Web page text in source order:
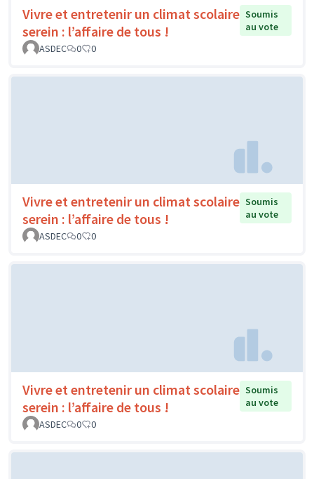
Vivre et entretenir un climat scolaire
serein : l’affaire de tous !
Soumis
au vote
ASDEC
0 0
Vivre et entretenir un climat scolaire
serein : l’affaire de tous !
Soumis
au vote
ASDEC
0 0
Vivre et entretenir un climat scolaire
serein : l’affaire de tous !
Soumis
au vote
ASDEC
0 0